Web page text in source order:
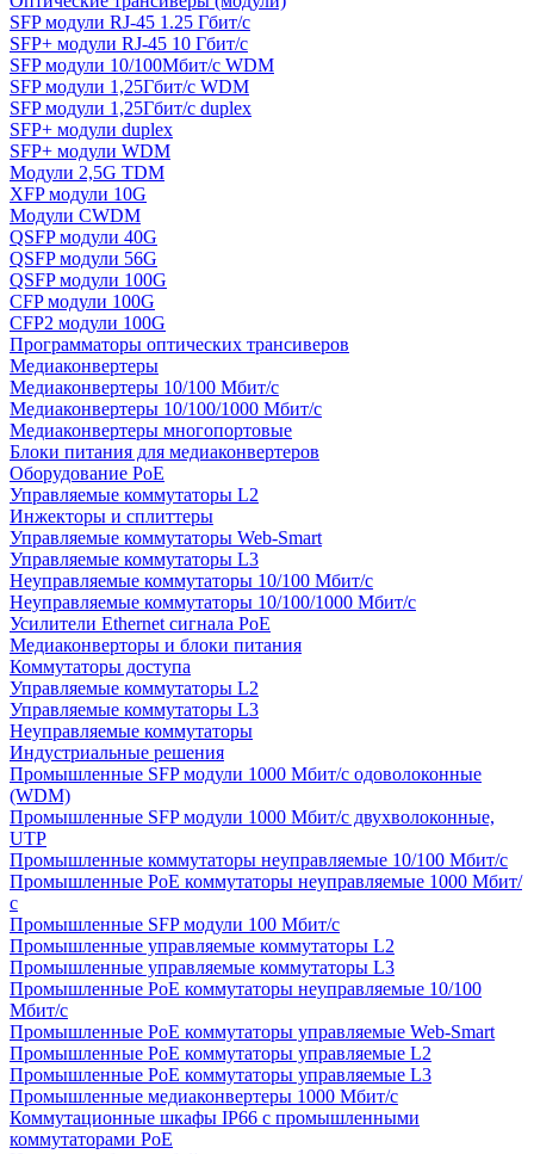
SFP модули RJ-45 1.25 Гбит/c
SFP+ модули RJ-45 10 Гбит/c
SFP модули 10/100Мбит/с WDM
SFP модули 1,25Гбит/с WDM
SFP модули 1,25Гбит/с duplex
SFP+ модули duplex
SFP+ модули WDM
Модули 2,5G TDM
XFP модули 10G
Модули CWDM
QSFP модули 40G
QSFP модули 56G
QSFP модули 100G
CFP модули 100G
CFP2 модули 100G
Программаторы оптических трансиверов
Медиаконвертеры
Медиаконвертеры 10/100 Мбит/с
Медиаконвертеры 10/100/1000 Мбит/c
Медиаконвертеры многопортовые
Блоки питания для медиаконвертеров
Оборудование PoE
Управляемые коммутаторы L2
Инжекторы и сплиттеры
Управляемые коммутаторы Web-Smart
Управляемые коммутаторы L3
Неуправляемые коммутаторы 10/100 Мбит/с
Неуправляемые коммутаторы 10/100/1000 Мбит/с
Усилители Ethernet сигнала PoE
Медиаконверторы и блоки питания
Коммутаторы доступа
Управляемые коммутаторы L2
Управляемые коммутаторы L3
Неуправляемые коммутаторы
Индустриальные решения
Промышленные SFP модули 1000 Мбит/c одоволоконные
(WDM)
Промышленные SFP модули 1000 Мбит/c двухволоконные,
UTP
Промышленные коммутаторы неуправляемые 10/100 Мбит/с
Промышленные PoE коммутаторы неуправляемые 1000 Мбит/
с
Промышленные SFP модули 100 Мбит/c
Промышленные управляемые коммутаторы L2
Промышленные управляемые коммутаторы L3
Промышленные PoE коммутаторы неуправляемые 10/100
Мбит/с
Промышленные PoE коммутаторы управляемые Web-Smart
Промышленные PoE коммутаторы управляемые L2
Промышленные PoE коммутаторы управляемые L3
Промышленные медиаконвертеры 1000 Мбит/с
Коммутационные шкафы IP66 c промышленными
коммутаторами PoE